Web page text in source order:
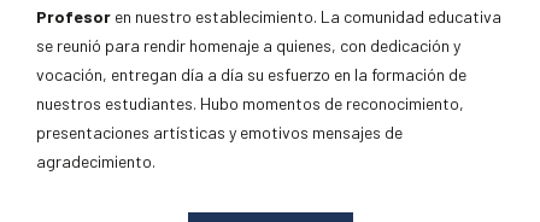
Profesor en nuestro establecimiento. La comunidad educativa
se reunió para rendir homenaje a quienes, con dedicación y
vocación, entregan día a día su esfuerzo en la formación de
nuestros estudiantes. Hubo momentos de reconocimiento,
presentaciones artísticas y emotivos mensajes de
agradecimiento.